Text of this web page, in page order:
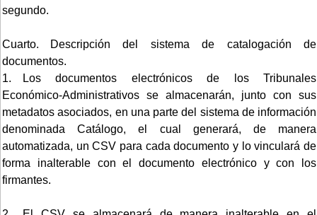
segundo.
Cuarto. Descripción del sistema de catalogación de
documentos.
1. Los documentos electrónicos de los Tribunales
Económico-Administrativos se almacenarán, junto con sus
metadatos asociados, en una parte del sistema de información
denominada Catálogo, el cual generará, de manera
automatizada, un CSV para cada documento y lo vinculará de
forma inalterable con el documento electrónico y con los
firmantes.